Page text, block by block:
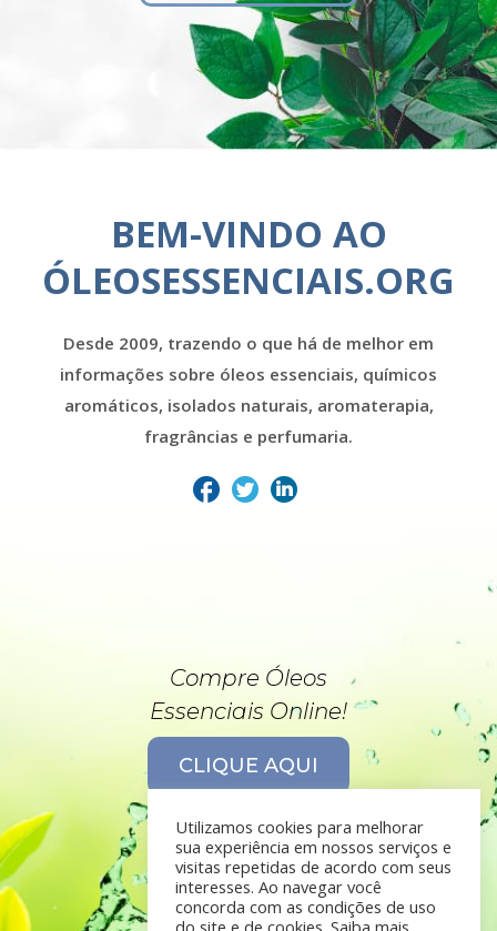
BEM-VINDO AO
ÓLEOSESSENCIAIS.ORG
Desde 2009, trazendo o que há de melhor em
informações sobre óleos essenciais, químicos
aromáticos, isolados naturais, aromaterapia,
fragrâncias e perfumaria.
Compre Óleos
Essenciais Online!
CLIQUE AQUI
Utilizamos cookies para melhorar
sua experiência em nossos serviços e
visitas repetidas de acordo com seus
interesses. Ao navegar você
concorda com as condições de uso
do site e de cookies. Saiba mais